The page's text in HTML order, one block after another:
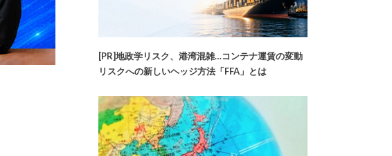
[PR]地政学リスク、港湾混雑…コンテナ運賃の変動
リスクへの新しいヘッジ方法「FFA」とは